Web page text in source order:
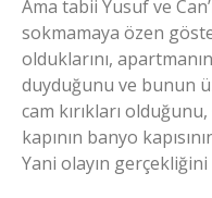
Ama tabii Yusuf ve
sokmamaya özen
olduklarını,
duyduğunu ve bunun
cam kırıkları olduğunu,
kapının banyo
Yani olayın